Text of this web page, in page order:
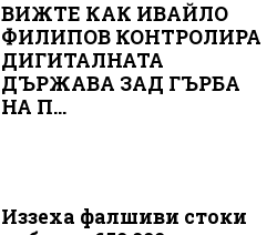
ВИЖТЕ КАК ИВАЙЛО
ФИЛИПОВ КОНТРОЛИРА
ДИГИТАЛНАТА
ДЪРЖАВА ЗАД ГЪРБА
НА П...
Иззеха фалшиви стоки